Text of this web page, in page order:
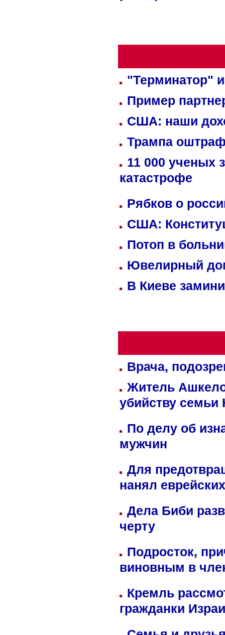
"Терминатор"
Пример
США: наши
Трампа
11 000 ученых
катастрофе
Рябков о
США:
Потоп в
Ювелирный
В Киеве
Врача,
Житель
убийству семьи
По делу об
мужчин
Для
нанял
Дела Биби
черту
Подросток,
виновным в
Кремль
гражданки